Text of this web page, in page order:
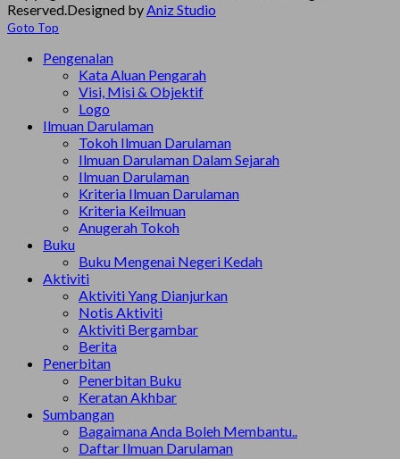
Reserved.Designed byAniz Studio
Goto Top
Pengenalan
Kata Aluan Pengarah
Visi, Misi & Objektif
Logo
Ilmuan Darulaman
Tokoh Ilmuan Darulaman
Ilmuan Darulaman Dalam Sejarah
Ilmuan Darulaman
Kriteria Ilmuan Darulaman
Kriteria Keilmuan
Anugerah Tokoh
Buku
Buku Mengenai Negeri Kedah
Aktiviti
Aktiviti Yang Dianjurkan
Notis Aktiviti
Aktiviti Bergambar
Berita
Penerbitan
Penerbitan Buku
Keratan Akhbar
Sumbangan
Bagaimana Anda Boleh Membantu..
Daftar Ilmuan Darulaman